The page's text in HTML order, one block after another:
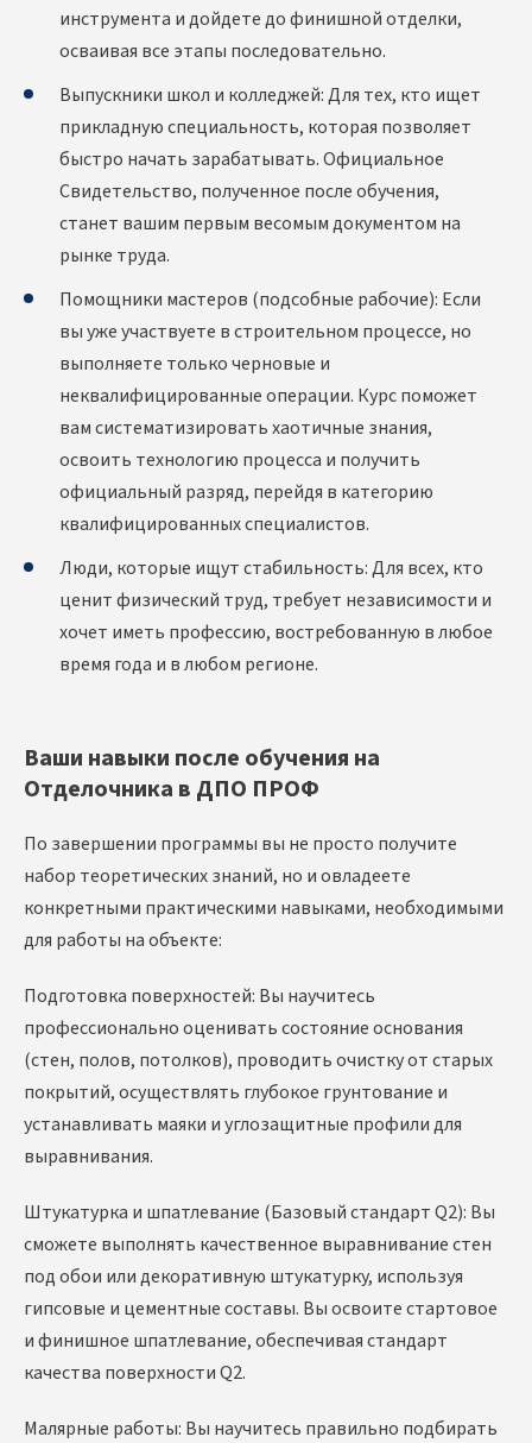
инструмента и дойдете до финишной отделки,
осваивая все этапы последовательно.
Выпускники школ и колледжей: Для тех, кто ищет
прикладную специальность, которая позволяет
быстро начать зарабатывать. Официальное
Свидетельство, полученное после обучения,
станет вашим первым весомым документом на
рынке труда.
Помощники мастеров (подсобные рабочие): Если
вы уже участвуете в строительном процессе, но
выполняете только черновые и
неквалифицированные операции. Курс поможет
вам систематизировать хаотичные знания,
освоить технологию процесса и получить
официальный разряд, перейдя в категорию
квалифицированных специалистов.
Люди, которые ищут стабильность: Для всех, кто
ценит физический труд, требует независимости и
хочет иметь профессию, востребованную в любое
время года и в любом регионе.
Ваши навыки после обучения на
Отделочника в ДПО ПРОФ
По завершении программы вы не просто получите
набор теоретических знаний, но и овладеете
конкретными практическими навыками, необходимыми
для работы на объекте:
Подготовка поверхностей: Вы научитесь
профессионально оценивать состояние основания
(стен, полов, потолков), проводить очистку от старых
покрытий, осуществлять глубокое грунтование и
устанавливать маяки и углозащитные профили для
выравнивания.
Штукатурка и шпатлевание (Базовый стандарт Q2): Вы
сможете выполнять качественное выравнивание стен
под обои или декоративную штукатурку, используя
гипсовые и цементные составы. Вы освоите стартовое
и финишное шпатлевание, обеспечивая стандарт
качества поверхности Q2.
Малярные работы: Вы научитесь правильно подбирать